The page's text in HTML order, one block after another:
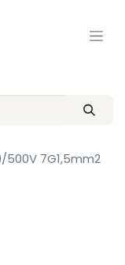
500V 7G1,5mm2